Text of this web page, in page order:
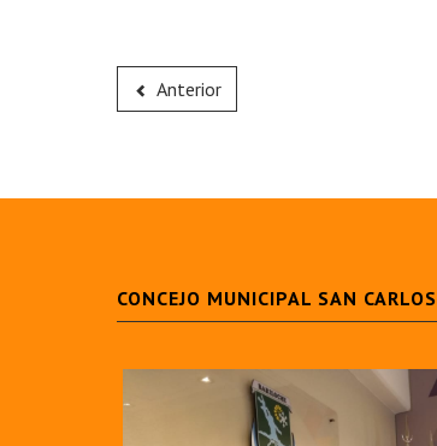
Anterior
CONCEJO MUNICIPAL SAN